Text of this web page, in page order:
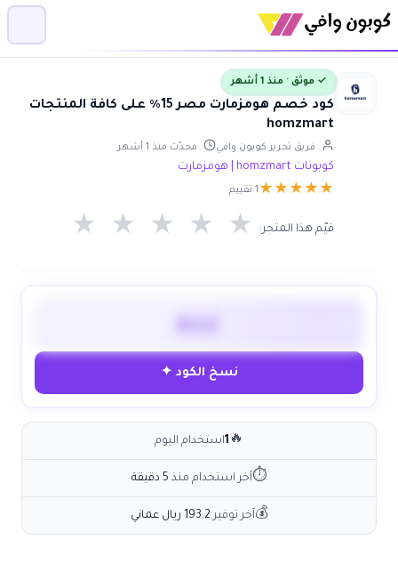
✓ موثق · منذ 1 أشهر
كود خصم هومزمارت مصر 15٪ على كافة المنتجات
homzmart
فريق تحرير كوبون وافي محدّث منذ 1 أشهر
كوبونات homzmart | هومزمارت
★
★
★
★
★ 1 تقييم
قيّم هذا المتجر: ★ ★ ★ ★ ★
نسخ الكود ✦
🔥
1استخدام اليوم
⏱آخر استخدام منذ 5 دقيقة
💰آخر توفير 193.2 ريال عماني